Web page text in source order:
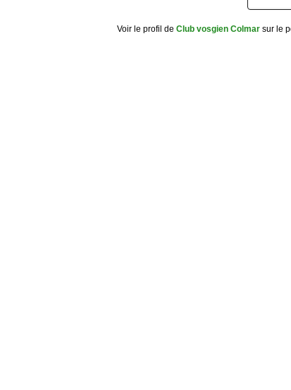
Voir le profil de Club vosgien Colmar sur le